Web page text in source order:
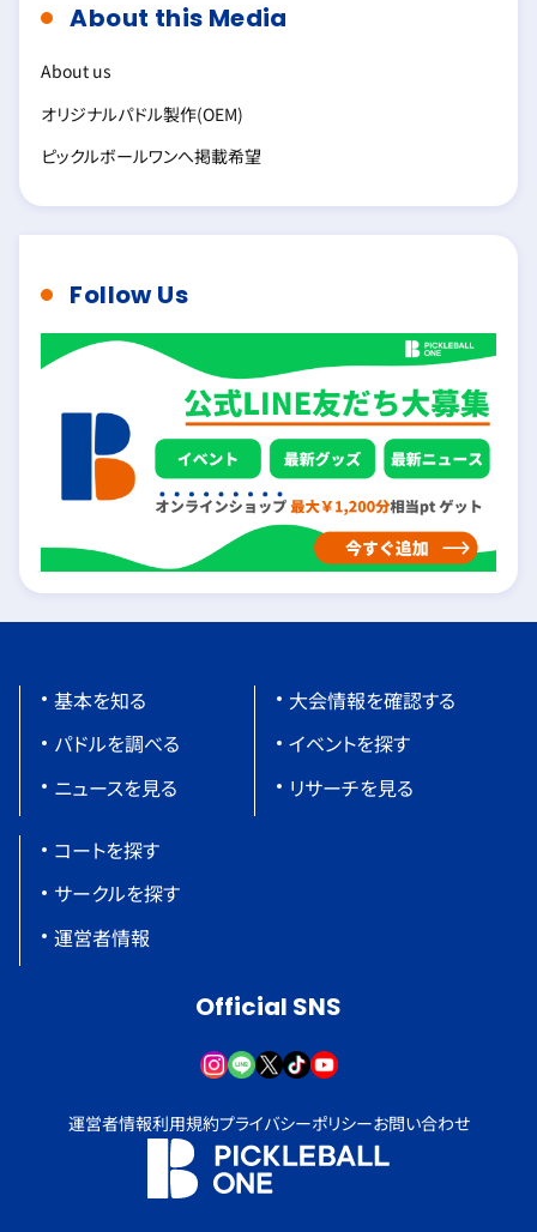
About this Media
About us
オリジナルパドル製作(OEM)
ピックルボールワンへ掲載希望
Follow Us
基本を知る
パドルを調べる
ニュースを見る
大会情報を確認する
イベントを探す
リサーチを見る
コートを探す
サークルを探す
運営者情報
Official SNS
運営者情報利用規約プライバシーポリシーお問い合わせ